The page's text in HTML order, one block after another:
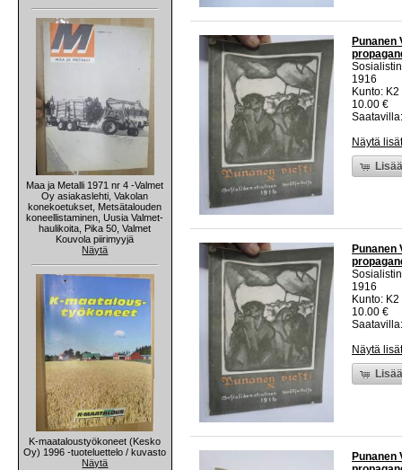
Maa ja Metalli 1971 nr 4 -Valmet
Oy asiakaslehti, Vakolan
konekoetukset, Metsätalouden
koneellistaminen, Uusia Valmet-
haulikoita, Pika 50, Valmet
Kouvola piirimyyjä
Näytä
K-maataloustyökoneet (Kesko
Oy) 1996 -tuoteluettelo / kuvasto
Näytä
Punanen
1916
Kunto:
10.00 €
Näytä
Punanen
1916
Kunto:
10.00 €
Näytä
Punanen